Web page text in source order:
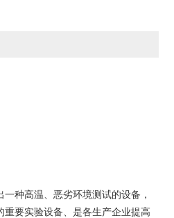
种高温、恶劣环境测试的设备，
要实验设备、是各生产企业提高